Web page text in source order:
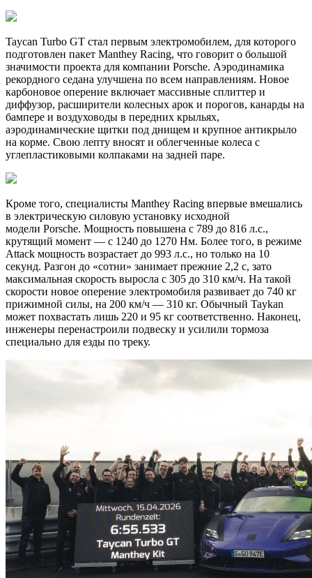
Taycan Turbo GT стал первым электромобилем, для которого
подготовлен пакет Manthey Racing, что говорит о большой
значимости проекта для компании Porsche. Аэродинамика
рекордного седана улучшена по всем направлениям. Новое
карбоновое оперение включает массивные сплиттер и
диффузор, расширители колесных арок и порогов, канарды на
бампере и воздуховоды в передних крыльях,
аэродинамические щитки под днищем и крупное антикрыло
на корме. Свою лепту вносят и облегченные колеса с
углепластиковыми колпаками на задней паре.
Кроме того, специалисты Manthey Racing впервые вмешались
в электрическую силовую установку исходной
модели Porsche. Мощность повышена с 789 до 816 л.с.,
крутящий момент — с 1240 до 1270 Нм. Более того, в режиме
Attack мощность возрастает до 993 л.с., но только на 10
секунд. Разгон до «сотни» занимает прежние 2,2 с, зато
максимальная скорость выросла с 305 до 310 км/ч. На такой
скорости новое оперение электромобиля развивает до 740 кг
прижимной силы, на 200 км/ч — 310 кг. Обычный Taykan
может похвастать лишь 220 и 95 кг соответственно. Наконец,
инженеры перенастроили подвеску и усилили тормоза
специально для езды по треку.